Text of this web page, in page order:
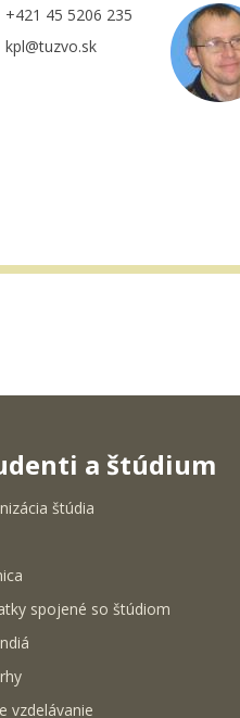
+421 45 5206 235
kpl@tuzvo.sk
a štúdium
štúdia
spojené so štúdiom
vzdelávanie